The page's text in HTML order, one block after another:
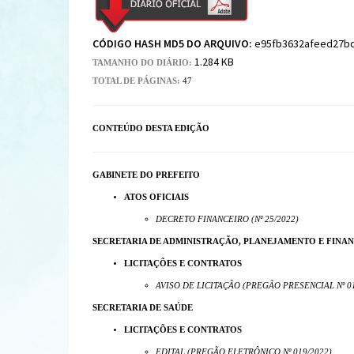
CÓDIGO HASH MD5 DO ARQUIVO:
TAMANHO DO DIÁRIO: 1.284 KB
TOTAL DE PÁGINAS: 47
CONTEÚDO DESTA EDIÇÃO
GABINETE DO PREFEITO
ATOS OFICIAIS
DECRETO FINANCEIRO (Nº 25/2022)
SECRETARIA DE ADMINISTRAÇÃO, PLANEJAMENTO E
LICITAÇÕES E CONTRATOS
AVISO DE LICITAÇÃO (PREGÃO PRESENCIAL Nº
SECRETARIA DE SAÚDE
LICITAÇÕES E CONTRATOS
EDITAL (PREGÃO ELETRÔNICO Nº 019/2022)